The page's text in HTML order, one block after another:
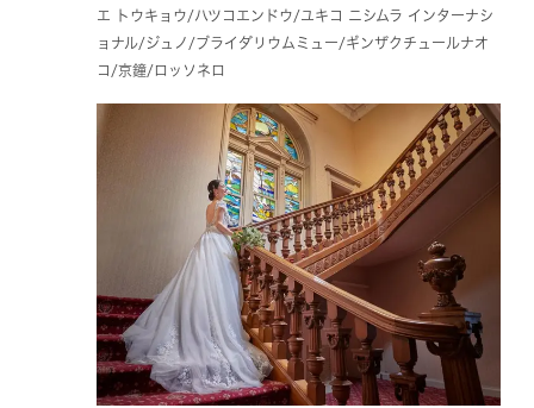
エ トウキョウ/ハツコエンドウ/ユキコ ニシムラ インターナシ
ョナル/ジュノ/ブライダリウムミュー/ギンザクチュールナオ
コ/京鐘/ロッソネロ